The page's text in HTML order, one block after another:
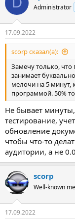
Administrator
17.09.2022
scorp сказал(а):
Замечу только, что
занимает
мелочи на 5 минут,
программой. 50%
Не бывает
тестирование,
обновление
чтобы что-то
аудитории, а не
scorp
Well-known
17.09.2022